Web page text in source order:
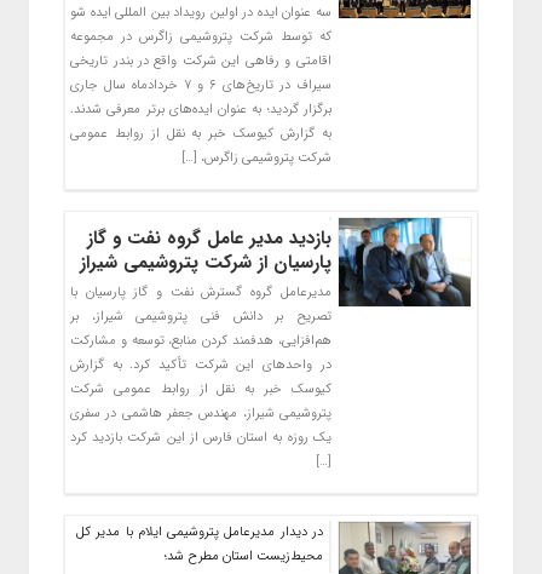
سه عنوان ایده در اولین رویداد بین المللی ایده شو
که توسط شرکت پتروشیمی زاگرس در مجموعه
اقامتی و رفاهی این شرکت واقع در بندر تاریخی
سیراف در تاریخ‌های ۶ و ۷ خردادماه سال جاری
برگزار گردید؛ به عنوان ایده‌های برتر معرفی شدند.
به گزارش کیوسک خبر به نقل از روابط عمومی
شرکت پتروشیمی زاگرس، […]
بازدید مدیر عامل گروه نفت و گاز
پارسیان از شرکت پتروشیمی شیراز
مدیرعامل گروه گسترش نفت و گاز پارسیان با
تصریح بر دانش فنی پتروشیمی شیراز، بر
هم‌افزایی، هدفمند کردن منابع، توسعه و مشارکت
در واحدهای این شرکت تأکید کرد. به گزارش
کیوسک خبر به نقل از روابط عمومی شرکت
پتروشیمی شیراز، مهندس جعفر هاشمی در سفری
یک روزه به استان فارس از این شرکت بازدید کرد
[…]
در دیدار مدیرعامل پتروشیمی ایلام با مدیر کل
محیط‌زیست استان مطرح شد؛